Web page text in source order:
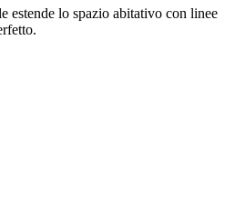
estende lo spazio abitativo con linee